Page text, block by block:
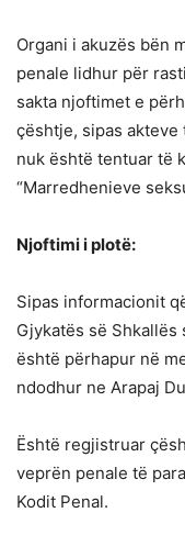
Organi i akuzës bën
penale lidhur për
sakta njoftimet e
çështje, sipas
nuk është tentuar të
“Marredhenieve
Njoftimi i plotë:
Sipas informacionit
Gjykatës së
është përhapur në
ndodhur ne Arapaj
Është regjistruar
veprën penale të
Kodit Penal.